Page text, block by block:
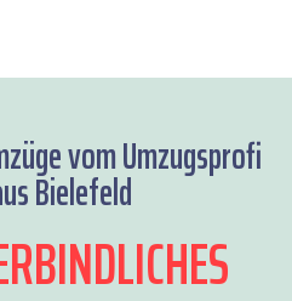
vom Umzugsprofi
Bielefeld